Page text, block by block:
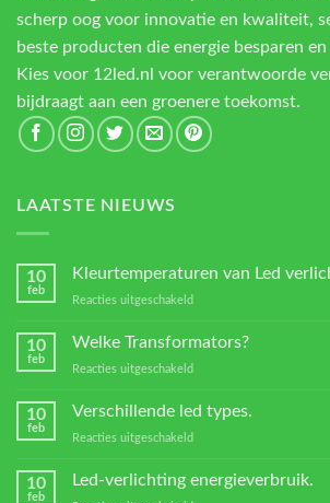
scherp oog voor innovatie en kwaliteit,
beste producten die energie besparen en
Kies voor 12led.nl voor verantwoorde
bijdraagt aan een groenere toekomst.
LAATSTE NIEUWS
10
feb
Kleurtemperaturen van Led
Reacties uitgeschakeld
verlichting
10
feb
Welke Transformators?
Reacties uitgeschakeld
Transformators?
10
feb
Verschillende led types.
Reacties uitgeschakeld
10
feb
Led-verlichting energieverbruik.